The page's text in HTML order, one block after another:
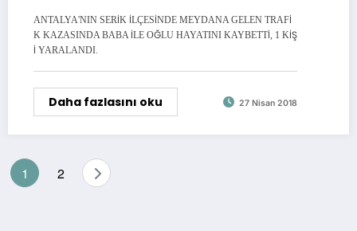
ANTALYA'NIN SERİK İLÇESİNDE MEYDANA GELEN TRAFİ
K KAZASINDA BABA İLE OĞLU HAYATINI KAYBETTİ, 1 KİŞ
İ YARALANDI.
Daha fazlasını oku 27 Nisan 2018
Yazı
1 2